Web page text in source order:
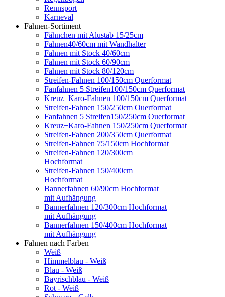
Rennsport
Karneval
Fahnen-Sortiment
Fähnchen mit Alustab 15/25cm
Fahnen40/60cm mit Wandhalter
Fahnen mit Stock 40/60cm
Fahnen mit Stock 60/90cm
Fahnen mit Stock 80/120cm
Streifen-Fahnen 100/150cm Querformat
Fanfahnen 5 Streifen100/150cm Querformat
Kreuz+Karo-Fahnen 100/150cm Querformat
Streifen-Fahnen 150/250cm Ouerformat
Fanfahnen 5 Streifen150/250cm Ouerformat
Kreuz+Karo-Fahnen 150/250cm Querformat
Streifen-Fahnen 200/350cm Querformat
Streifen-Fahnen 75/150cm Hochformat
Streifen-Fahnen 120/300cm
Hochformat
Streifen-Fahnen 150/400cm
Hochformat
Bannerfahnen 60/90cm Hochformat
mit Aufhängung
Bannerfahnen 120/300cm Hochformat
mit Aufhängung
Bannerfahnen 150/400cm Hochformat
mit Aufhängung
Fahnen nach Farben
Weiß
Himmelblau - Weiß
Blau - Weiß
Bayrischblau - Weiß
Rot - Weiß